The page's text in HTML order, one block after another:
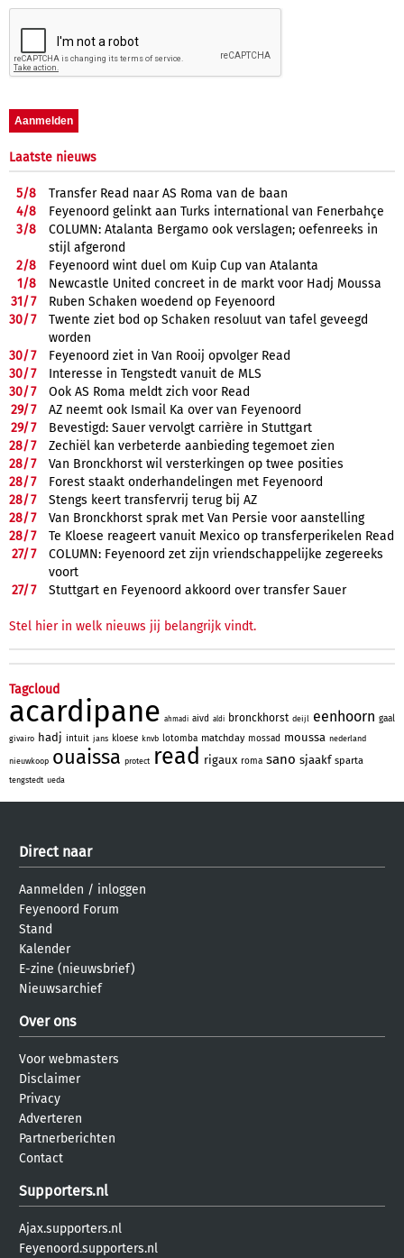
Laatste nieuws
5/8
Transfer Read naar AS Roma van de baan
4/8
Feyenoord gelinkt aan Turks international van Fenerbahçe
3/8
COLUMN: Atalanta Bergamo ook verslagen; oefenreeks in
stijl afgerond
2/8
Feyenoord wint duel om Kuip Cup van Atalanta
1/8
Newcastle United concreet in de markt voor Hadj Moussa
31/7
Ruben Schaken woedend op Feyenoord
30/7
Twente ziet bod op Schaken resoluut van tafel geveegd
worden
30/7
Feyenoord ziet in Van Rooij opvolger Read
30/7
Interesse in Tengstedt vanuit de MLS
30/7
Ook AS Roma meldt zich voor Read
29/7
AZ neemt ook Ismail Ka over van Feyenoord
29/7
Bevestigd: Sauer vervolgt carrière in Stuttgart
28/7
Zechiël kan verbeterde aanbieding tegemoet zien
28/7
Van Bronckhorst wil versterkingen op twee posities
28/7
Forest staakt onderhandelingen met Feyenoord
28/7
Stengs keert transfervrij terug bij AZ
28/7
Van Bronckhorst sprak met Van Persie voor aanstelling
28/7
Te Kloese reageert vanuit Mexico op transferperikelen Read
27/7
COLUMN: Feyenoord zet zijn vriendschappelijke zegereeks
voort
27/7 Stuttgart en Feyenoord akkoord over transfer Sauer
Stel hier in welk nieuws jij belangrijk vindt.
Tagcloud
acardipane ahmadi aivd aldi bronckhorst deijl eenhoorn gaal
givairo hadj intuit jans kloese knvb lotomba matchday mossad moussa nederland
nieuwkoop ouaissa protect read rigaux roma sano sjaakf sparta
tengstedt ueda
Direct naar
Aanmelden / inloggen
Feyenoord Forum
Stand
Kalender
E-zine (nieuwsbrief)
Nieuwsarchief
Over ons
Voor webmasters
Disclaimer
Privacy
Adverteren
Partnerberichten
Contact
Supporters.nl
Ajax.supporters.nl
Feyenoord.supporters.nl